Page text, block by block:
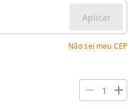
Aplicar
Não sei meu CEP